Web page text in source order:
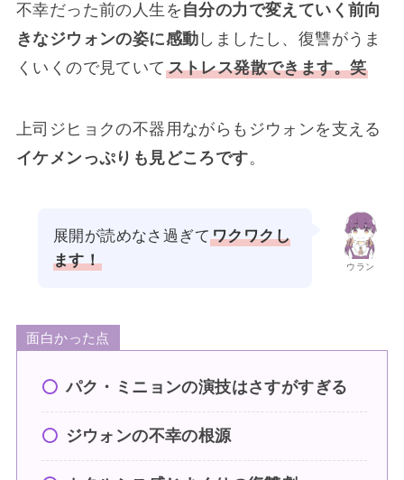
不幸だった前の人生を 自分の力で変えていく前向
きなジウォンの姿に感動 しましたし、復讐がうま
くいくので見ていて ストレス発散できます。笑
上司ジヒョクの不器用ながらもジウォンを支える
イケメンっぷりも見どころです。
ウラン
展開が読めなさ過ぎて ワクワクし
ます！
面白かった点
パク・ミニョンの演技はさすがすぎる
ジウォンの不幸の根源